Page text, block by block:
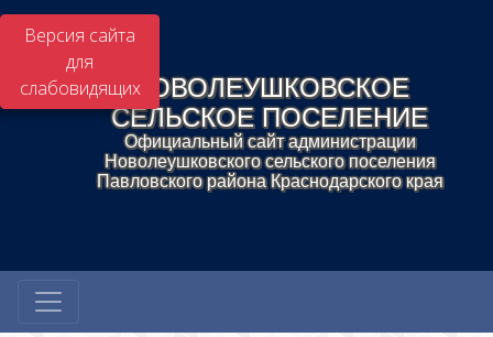
Версия сайта
для
слабовидящихНОВОЛЕУШКОВСКОЕ
СЕЛЬСКОЕ ПОСЕЛЕНИЕ
Официальный сайт администрации
Новолеушковского сельского поселения
Павловского района Краснодарского края